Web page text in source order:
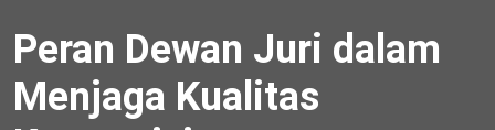
Peran Dewan Juri dalam
Menjaga Kualitas